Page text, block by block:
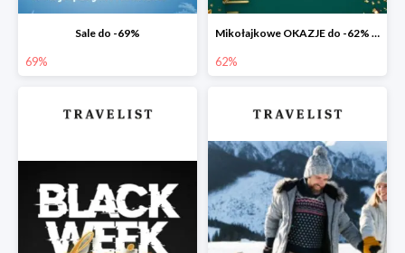
Sale do -69%
69%
Mikołajkowe OKAZJE do -62% na bis 🎅 Prezent dla spóźnialskich
62%